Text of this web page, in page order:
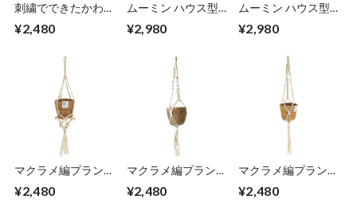
刺繍でできたかわい
散りばめられたまる
なレースカーテン
90×150cm ピンク
向こう側が透けて見
えるので涼しげな印
象 お部屋の雰囲気
を明るく爽やかに仕
上げてくれます エ
ンヴェールヘルック
(R)
¥2,480
ムーミン ハウス型
120ml 8.5×8.5×高さ
コンパクトで持ち運
びも便利 USB電源
お部屋のインテリア
に馴染む 超音波式
加熱しないため火気
も無く安心 7色LED
ライトでおしゃれ
エンヴェールヘルッ
ク
¥2,980
ムーミン ハウス型
120ml 8.5×8.5×高さ
イ コンパクトで持
ち運びも便利 USB
電源 お部屋のイン
テリアに馴染む 超
音波式 加熱しない
ため火気も無く安心
7色LEDライトでお
しゃれ エンヴェー
ルヘルック
¥2,980
マクラメ編プラント
ハンギングポット A
¥2,480
マクラメ編プラント
ハンギングポット B
¥2,480
マクラメ編プラント
ハンギングポット C
¥2,480